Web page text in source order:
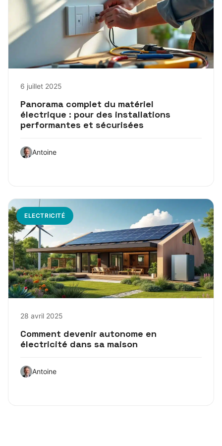
6 juillet 2025
Panorama complet du matériel
électrique : pour des installations
performantes et sécurisées
Antoine
ELECTRICITÉ
28 avril 2025
Comment devenir autonome en
électricité dans sa maison
Antoine